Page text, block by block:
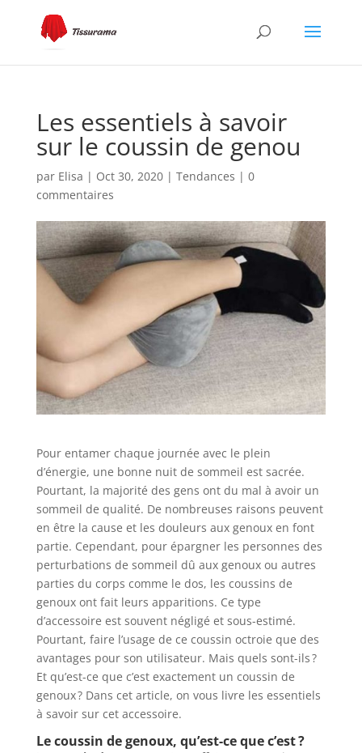
Les essentiels à savoir
sur le coussin de genou
par Elisa | Oct 30, 2020| Tendances | 0
commentaires
Pour entamer chaque journée avec le plein
d’énergie, une bonne nuit de sommeil est sacrée.
Pourtant, la majorité des gens ont du mal à avoir un
sommeil de qualité. De nombreuses raisons peuvent
en être la cause et les douleurs aux genoux en font
partie. Cependant, pour épargner les personnes des
perturbations de sommeil dû aux genoux ou autres
parties du corps comme le dos, les coussins de
genoux ont fait leurs apparitions. Ce type
d’accessoire est souvent négligé et sous-estimé.
Pourtant, faire l’usage de ce coussin octroie que des
avantages pour son utilisateur. Mais quels sont-ils ?
Et qu’est-ce que c’est exactement un coussin de
genoux ? Dans cet article, on vous livre les essentiels
à savoir sur cet accessoire.
Le coussin de genoux, qu’est-ce que c’est ?